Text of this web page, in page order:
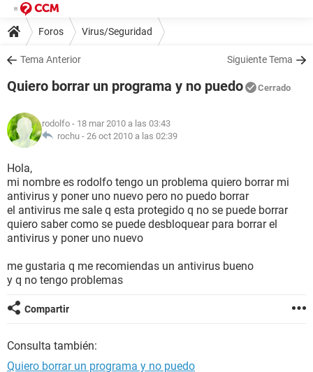
Foros Virus/Seguridad
Tema Anterior Siguiente Tema
Quiero borrar un programa y no puedo Cerrado
rodolfo - 18 mar 2010 a las 03:43
rochu - 26 oct 2010 a las 02:39
Hola,
mi nombre es rodolfo tengo un problema quiero borrar mi
antivirus y poner uno nuevo pero no puedo borrar
el antivirus me sale q esta protegido q no se puede borrar
quiero saber como se puede desbloquear para borrar el
antivirus y poner uno nuevo
me gustaria q me recomiendas un antivirus bueno
y q no tengo problemas
Compartir
Consulta también:
Quiero borrar un programa y no puedo